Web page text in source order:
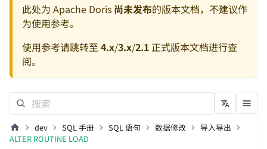
此处为 Apache Doris 尚未发布的版本文档，不建议作
为使用参考。
使用参考请跳转至 4.x/3.x/2.1正式版本文档进行查
阅。
dev SQL 手册 SQL 语句 数据修改
导入导出
ALTER ROUTINE LOAD